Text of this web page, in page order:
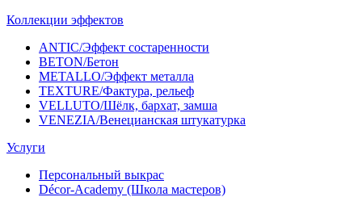
Коллекции эффектов
ANTIC/Эффект состаренности
BETON/Бетон
METALLO/Эффект металла
TEXTURE/Фактура, рельеф
VELLUTO/Шёлк, бархат, замша
VENEZIA/Венецианская штукатурка
Услуги
Персональный выкрас
Décor-Academy (Школа мастеров)